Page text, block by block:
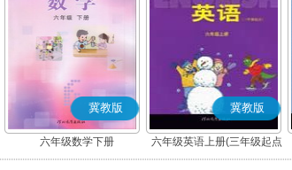
冀教版
六年级数学下册
冀教版
六年级英语上册(三年级起点)